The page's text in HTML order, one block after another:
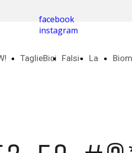
facebook
instagram
TaglieBici Falsi- La